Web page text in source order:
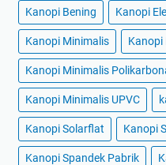
Kanopi Bening Kanopi
Kanopi Minimalis Kanopi
Kanopi Minimalis
Kanopi Minimalis UPVC
Kanopi Solarflat Kanopi
Kanopi Spandek Pabrik